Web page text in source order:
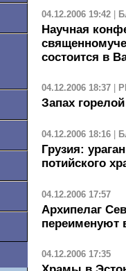
04.12.2006 19:42 |
Научная
состоится в
04.12.2006 18:37
Запах
04.12.2006 18:16
Грузия:
потийского
04.12.2006 17:57
Архипелаг
переименуют
04.12.2006 17:35